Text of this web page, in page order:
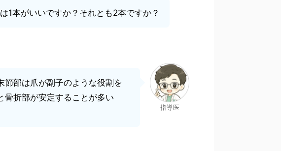
1本がいいですか？それとも2本ですか？
節部は爪が副子のような役割を
骨折部が安定することが多い
指導医